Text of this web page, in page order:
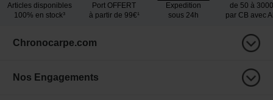
Articles disponibles
100% en stock³
Port OFFERT
à partir de 99€¹
Expedition
sous 24h
de 50 à
par CB avec
Chronocarpe.com
Nos Engagements